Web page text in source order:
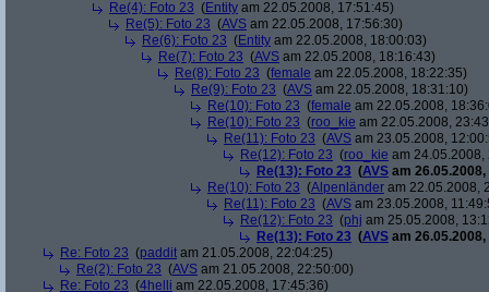
Re(4): Foto 23 (Entity am 22.05.2008, 17:51:45)
Re(5): Foto 23 (AVS am 22.05.2008, 17:56:30)
Re(6): Foto 23 (Entity am 22.05.2008, 18:00:03)
Re(7): Foto 23 (AVS am 22.05.2008, 18:16:43)
Re(8): Foto 23 (female am 22.05.2008, 18:22:35)
Re(9): Foto 23 (AVS am 22.05.2008, 18:31:10)
Re(10): Foto 23 (female am 22.05.2008,
Re(10): Foto 23 (roo_kie am 22.05.2008,
Re(11): Foto 23 (AVS am 23.05.2008,
Re(12): Foto 23 (roo_kie am 24.05.2008,
Re(13): Foto 23 (AVS am
Re(10): Foto 23 (Alpenländer am 22.05.2008,
Re(11): Foto 23 (AVS am 23.05.2008,
Re(12): Foto 23 (phj am 25.05.2008,
Re(13): Foto 23 (AVS am
Re: Foto 23 (paddit am 21.05.2008, 22:04:25)
Re(2): Foto 23 (AVS am 21.05.2008, 22:50:00)
Re: Foto 23 (4helli am 22.05.2008, 17:45:36)